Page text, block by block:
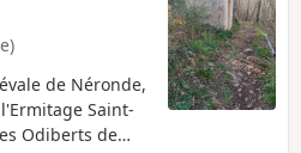
de Néronde,
Saint-
Odiberts de